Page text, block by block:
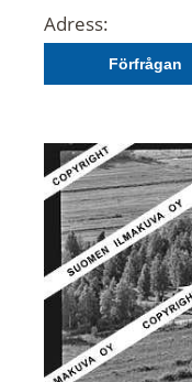
Adress:
Förfrågan